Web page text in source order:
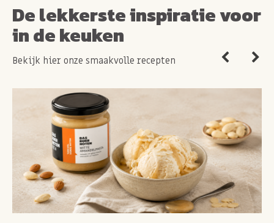
De lekkerste inspiratie voor
in de keuken
Bekijk hier onze smaakvolle recepten